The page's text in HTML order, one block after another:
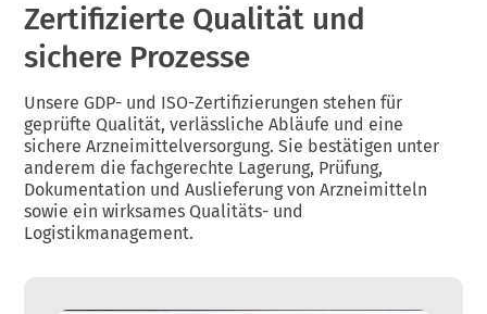
Zertifizierte Qualität und
sichere Prozesse
Unsere GDP- und ISO-Zertifizierungen stehen für
geprüfte Qualität, verlässliche Abläufe und eine
sichere Arzneimittelversorgung. Sie bestätigen unter
anderem die fachgerechte Lagerung, Prüfung,
Dokumentation und Auslieferung von Arzneimitteln
sowie ein wirksames Qualitäts- und
Logistikmanagement.